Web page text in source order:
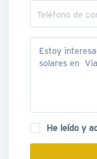
He leído y